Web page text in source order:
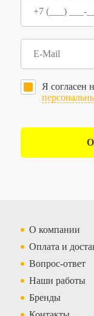
Я согласен
О компании
Оплата и
Вопрос-ответ
Наши работы
Бренды